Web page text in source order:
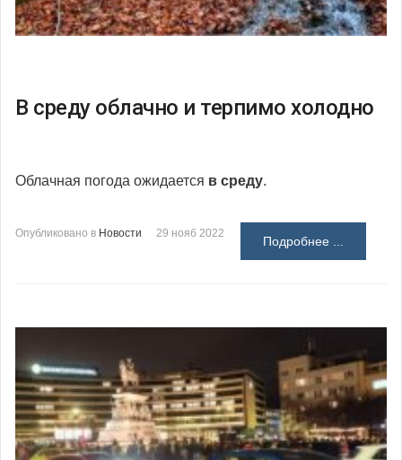
В среду облачно и терпимо холодно
Облачная погода ожидается в среду.
Опубликовано в Новости 29 нояб 2022
Подробнее ...